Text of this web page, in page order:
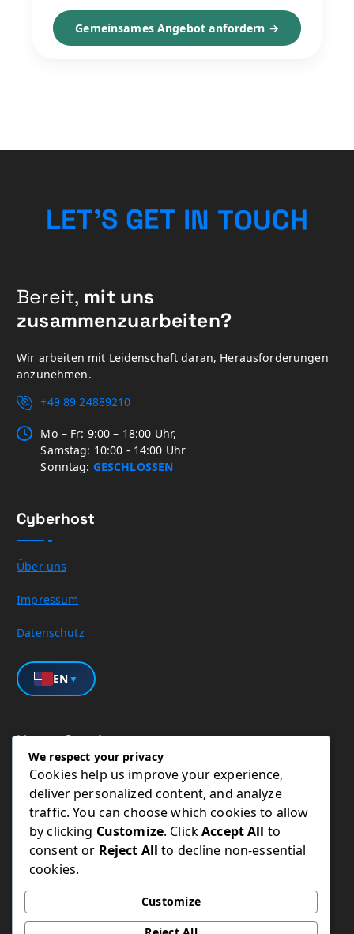
Gemeinsames Angebot anfordern →
LET’S GET IN TOUCH
Bereit, mit uns
zusammenzuarbeiten?
Wir arbeiten mit Leidenschaft daran, Herausforderungen
anzunehmen.
+49 89 24889210
Mo – Fr: 9:00 – 18:00 Uhr,
Samstag: 10:00 - 14:00 Uhr
Sonntag: GESCHLOSSEN
Cyberhost
Über uns
Impressum
Datenschutz
EN▼
Unser Service
IT Sorglos Pakete
Wordpress
IT Notdienst
Kundenportal
We respect your privacy
Cookies help us improve your experience,
deliver personalized content, and analyze
traffic. You can choose which cookies to allow
by clicking Customize. ClickAccept All to
consent or Reject All to decline non-essential
cookies.
Customize